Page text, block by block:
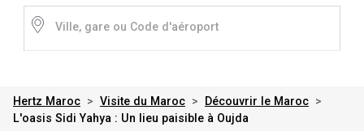
Ville, gare ou Code d'aéroport
Hertz Maroc > Visite du Maroc > Découvrir le Maroc >
L'oasis Sidi Yahya : Un lieu paisible à Oujda